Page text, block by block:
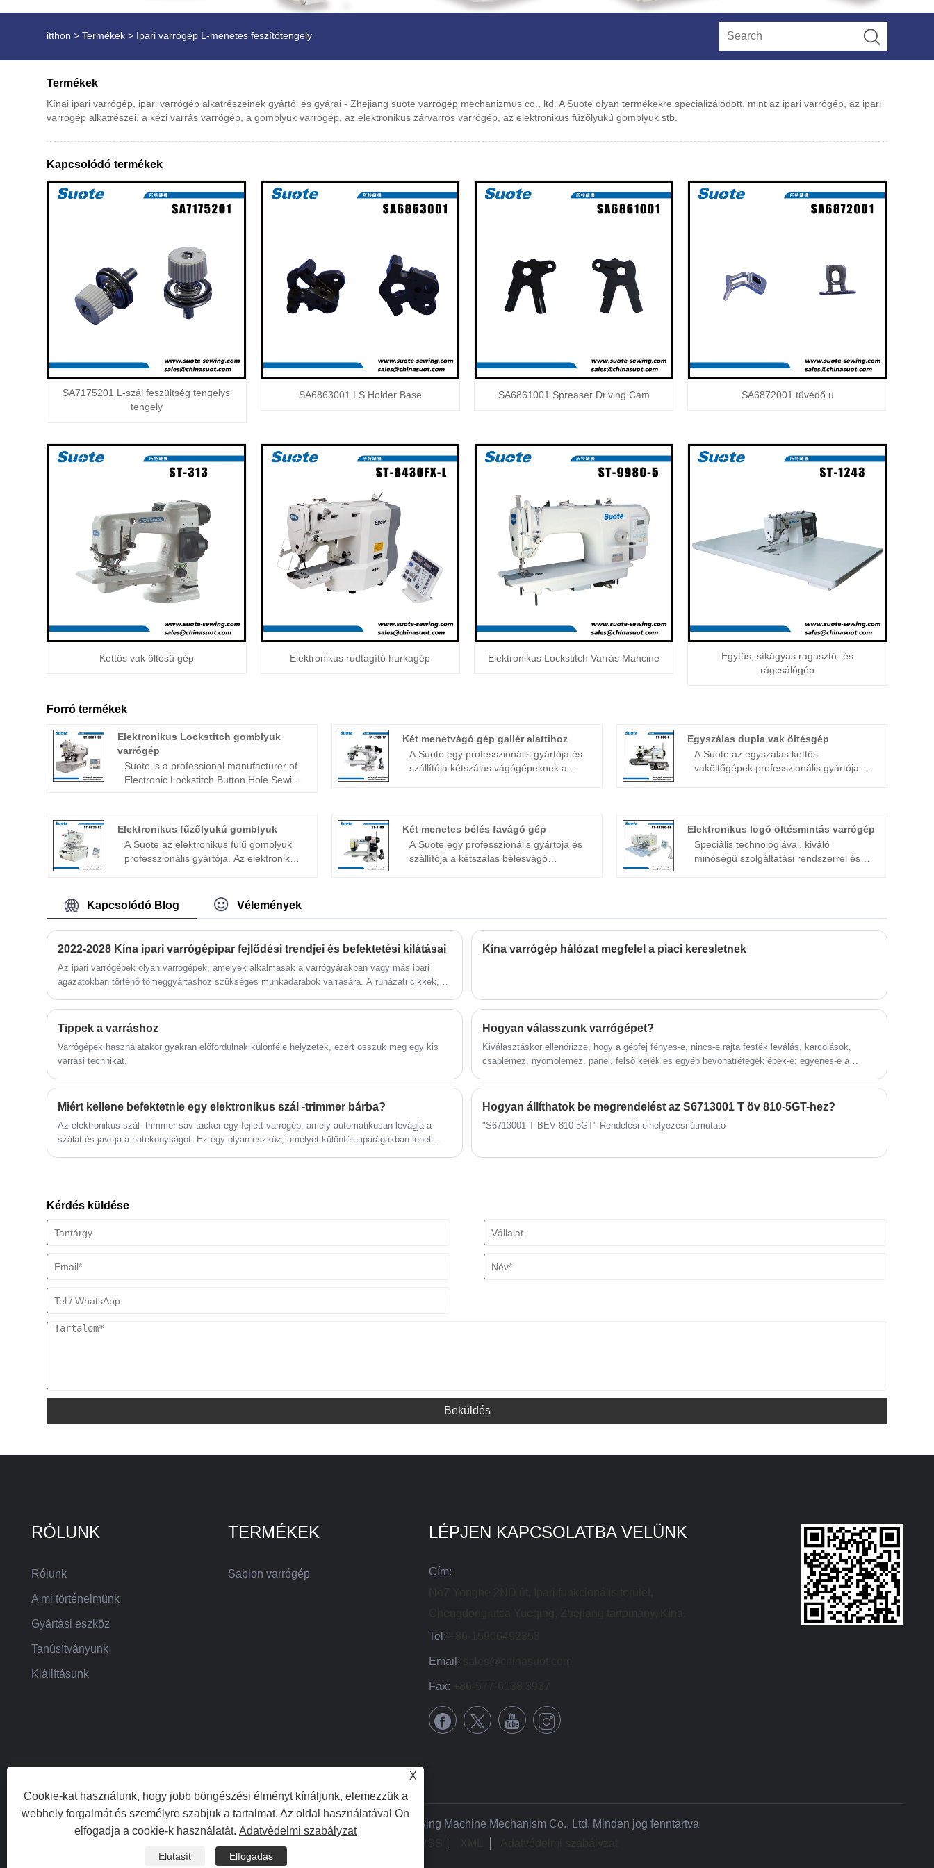
itthon > Termékek > Ipari varrógép L-menetes feszítőtengely
Termékek
Kínai ipari varrógép, ipari varrógép alkatrészeinek gyártói és gyárai - Zhejiang suote varrógép mechanizmus co., ltd. A Suote olyan termékekre specializálódott, mint az ipari varrógép, az ipari
varrógép alkatrészei, a kézi varrás varrógép, a gomblyuk varrógép, az elektronikus zárvarrós varrógép, az elektronikus fűzőlyukú gomblyuk stb.
Kapcsolódó termékek
SA7175201 L-szál feszültség tengelys
tengely
SA6863001 LS Holder Base SA6861001 Spreaser Driving Cam SA6872001 tűvédő u
Kettős vak öltésű gép Elektronikus rúdtágító hurkagép Elektronikus Lockstitch Varrás Mahcine
Egytűs, síkágyas ragasztó- és
rágcsálógép
Forró termékek
Elektronikus Lockstitch gomblyuk
varrógép
Suote is a professional manufacturer of
Electronic Lockstitch Button Hole Sewing
honed over the past 20+ years.Suote
with specialized technologu, high-quality
service system of perfection and
following is about Electronic Lockstitch
Button Hole Sewing Machine related, I
hope to help you better understand
Electronic Lockstitch Button Hole Sewing
Két menetvágó gép gallér alattihoz
A Suote egy professzionális gyártója és
szállítója kétszálas vágógépeknek a
minőségű szolgáltatási rendszerrel és
sok éves gyártási tapasztalattal
rendelkezik. a speciális gépek. Az
alábbiakban részletes
igényeinek megfelelően.
Egyszálas dupla vak öltésgép
A Suote az egyszálas kettős
vaköltőgépek professzionális gyártója és
minőségű szolgáltatási rendszerrel és
sok éves gyártási tapasztalattal
rendelkezik. a speciális gépek. Az
alábbiakban részletes
igényeinek megfelelően.
Elektronikus fűzőlyukú gomblyuk
A Suote az elektronikus fülű gomblyuk
professzionális gyártója. Az elektronikus
az elmúlt 20+ év során csiszoltuk.
Elektronikus gomblyukú gomblyuk,
speciálisan farmerhez, ST-9820-02 ·
Fokozott termelékenység a magas, 2500
sti/perc maximális varrási sebességgel ·
Finom öltések nagy pontosságú öltési
ponttal · Nagy karzseb, amely sima
anyagkezelést tesz lehetővé · Könnyű
karbantartás · Könnyen használható
kezelőpanel mindenki számára
Két menetes bélés favágó gép
A Suote egy professzionális gyártója és
szállítója a kétszálas bélésvágó
sok éves gyártási tapasztalattal fejleszti
a speciális gépeket. Az alábbiakban
részletes termékinformációkat és
specifikációkat ismertetünk, amelyek
segítségével jobban megértheti a gépet
az Ön igényeinek megfelelően.
Elektronikus logó öltésmintás varrógép
Speciális technológiával, kiváló
minőségű szolgáltatási rendszerrel és
remélem, hogy segítek jobban
öltésmintás varrógépet. A Suote az
logós varrógép gyártásában szerzett
professzionális szakértelmünket az
Kapcsolódó Blog Vélemények
2022-2028 Kína ipari varrógépipar fejlődési trendjei és befektetési kilátásai
Az ipari varrógépek olyan varrógépek, amelyek alkalmasak a varrógyárakban vagy más ipari
ágazatokban történő tömeggyártáshoz szükséges munkadarabok varrására. A ruházati cikkek,
Kína varrógép hálózat megfelel a piaci keresletnek
Tippek a varráshoz
Varrógépek használatakor gyakran előfordulnak különféle helyzetek, ezért osszuk meg egy kis
varrási technikát.
Hogyan válasszunk varrógépet?
Kiválasztáskor ellenőrizze, hogy a gépfej fényes-e, nincs-e rajta festék leválás, karcolások,
csaplemez, nyomólemez, panel, felső kerék és egyéb bevonatrétegek épek-e; egyenes-e a
megcsavarodott; hogy a felső és alsó tengely, valamint a tűrúd közötti hézag megfelel-e a
szabványos követelményeknek.
Miért kellene befektetnie egy elektronikus szál -trimmer bárba?
Az elektronikus szál -trimmer sáv tacker egy fejlett varrógép, amely automatikusan levágja a
szálat és javítja a hatékonyságot. Ez egy olyan eszköz, amelyet különféle iparágakban lehet
Hogyan állíthatok be megrendelést az S6713001 T öv 810-5GT-hez?
"S6713001 T BEV 810-5GT" Rendelési elhelyezési útmutató
Kérdés küldése
Beküldés
RÓLUNK
Rólunk
A mi történelmünk
Gyártási eszköz
Tanúsítványunk
Kiállításunk
TERMÉKEK
Sablon varrógép
LÉPJEN KAPCSOLATBA VELÜNK
Cím:
Tel:
Email:
Fax:
Copyright © 2022 Zhejiang Suote Sewing Machine Mechanism Co., Ltd. Minden jog fenntartva
X
Cookie-kat használunk, hogy jobb böngészési élményt kínáljunk, elemezzük a
webhely forgalmát és személyre szabjuk a tartalmat. Az oldal használatával Ön
elfogadja a cookie-k használatát. Adatvédelmi szabályzat
Elutasít Elfogadás